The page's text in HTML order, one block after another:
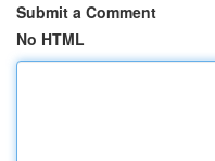
Submit a Comment
No HTML